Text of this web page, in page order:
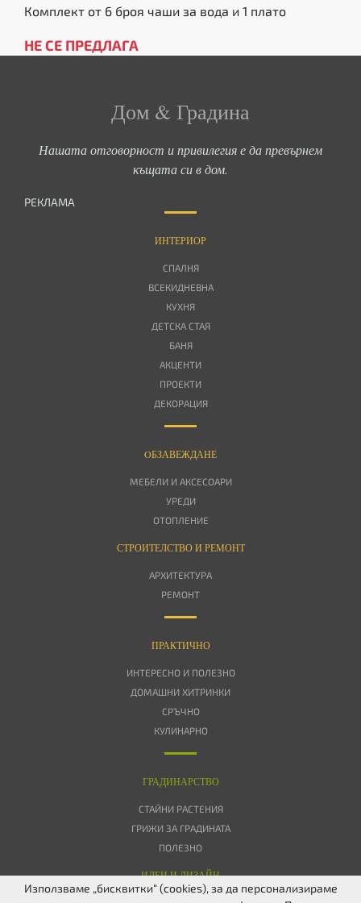
Комплект от 6 броя чаши за вода и 1 плато
НЕ СЕ ПРЕДЛАГА
Дом & Градина
Нашата отговорност и привилегия е да превърнем
къщата си в дом.
РЕКЛАМА
ИНТЕРИОР
СПАЛНЯ
ВСЕКИДНЕВНА
КУХНЯ
ДЕТСКА СТАЯ
БАНЯ
АКЦЕНТИ
ПРОЕКТИ
ДЕКОРАЦИЯ
OБЗАВЕЖДАНЕ
МЕБЕЛИ И АКСЕСОАРИ
УРЕДИ
ОТОПЛЕНИЕ
СТРОИТЕЛСТВО И РЕМОНТ
АРХИТЕКТУРА
РЕМОНТ
ПРАКТИЧНО
ИНТЕРЕСНО И ПОЛЕЗНО
ДОМАШНИ ХИТРИНКИ
СРЪЧНО
КУЛИНАРНО
ГРАДИНАРСТВО
СТАЙНИ РАСТЕНИЯ
ГРИЖИ ЗА ГРАДИНАТА
ПОЛЕЗНО
ИДЕИ И ДИЗАЙН
Използваме „бисквитки“ (cookies), за да персонализираме